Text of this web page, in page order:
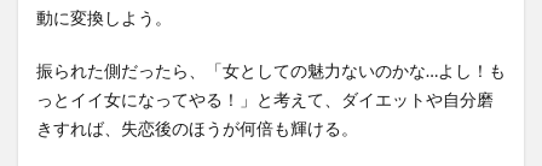
動に変換しよう。
振られた側だったら、「女としての魅力ないのかな…よし！も
っとイイ女になってやる！」と考えて、ダイエットや自分磨
きすれば、失恋後のほうが何倍も輝ける。